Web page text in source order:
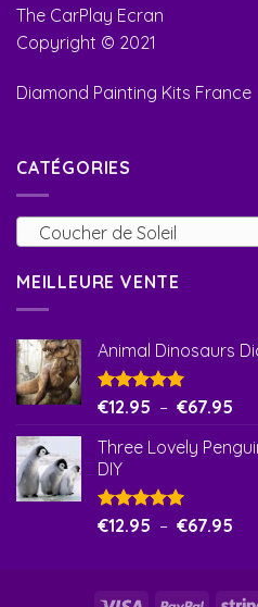
The CarPlay Ecran
Copyright © 2021
Diamond Painting Kits France
CATÉGORIES
Coucher de Soleil
MEILLEURE VENTE
Animal Dinosaurs
Note5.00
€12.95 – €67.95
Three Lovely
DIY
Note5.00
€12.95 – €67.95